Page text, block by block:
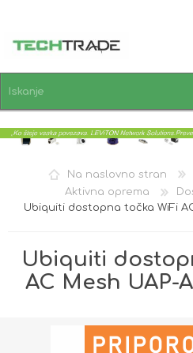
PRIJAVA
Na naslovno stran
Aktivna oprema
Ubiquiti dostopna točka WiFi
Ubiquiti
AC Mesh UAP-